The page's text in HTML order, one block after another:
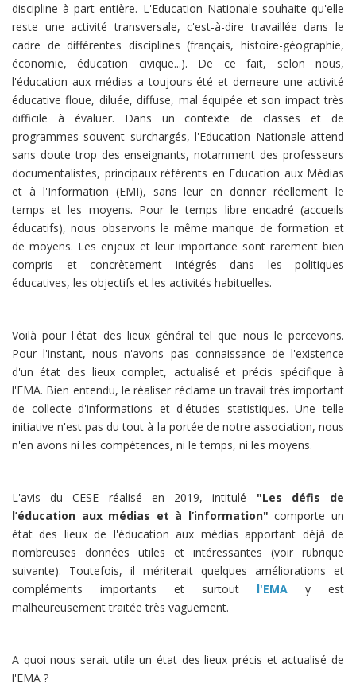
discipline à part entière. L'Education Nationale souhaite qu'elle
reste une activité transversale, c'est-à-dire travaillée dans le
cadre de différentes disciplines (français, histoire-géographie,
économie, éducation civique...). De ce fait, selon nous,
l'éducation aux médias a toujours été et demeure une activité
éducative floue, diluée, diffuse, mal équipée et son impact très
difficile à évaluer. Dans un contexte de classes et de
programmes souvent surchargés, l'Education Nationale attend
sans doute trop des enseignants, notamment des professeurs
documentalistes, principaux référents en Education aux Médias
et à l'Information (EMI), sans leur en donner réellement le
temps et les moyens. Pour le temps libre encadré (accueils
éducatifs), nous observons le même manque de formation et
de moyens. Les enjeux et leur importance sont rarement bien
compris et concrètement intégrés dans les politiques
éducatives, les objectifs et les activités habituelles.
Voilà pour l'état des lieux général tel que nous le percevons.
Pour l'instant, nous n'avons pas connaissance de l'existence
d'un état des lieux complet, actualisé et précis spécifique à
l'EMA. Bien entendu, le réaliser réclame un travail très important
de collecte d'informations et d'études statistiques. Une telle
initiative n'est pas du tout à la portée de notre association, nous
n'en avons ni les compétences, ni le temps, ni les moyens.
L'avis du CESE réalisé en 2019, intitulé "Les défis de
l’éducation aux médias et à l’information" comporte un
état des lieux de l'éducation aux médias apportant déjà de
nombreuses données utiles et intéressantes (voir rubrique
suivante). Toutefois, il mériterait quelques améliorations et
compléments importants et surtout l'EMA y est
malheureusement traitée très vaguement.
A quoi nous serait utile un état des lieux précis et actualisé de
l'EMA ?